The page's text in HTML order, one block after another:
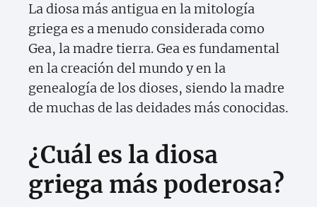
La diosa más antigua en la mitología
griega es a menudo considerada como
Gea, la madre tierra. Gea es fundamental
en la creación del mundo y en la
genealogía de los dioses, siendo la madre
de muchas de las deidades más conocidas.
¿Cuál es la diosa
griega más poderosa?